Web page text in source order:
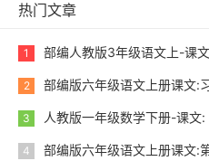
热门文章
1 部编人教版3年级语文上-课文:【06第
2 部编版六年级语文上册课文:习作例文∶⑤·习作∶___即景
3 人教版一年级数学下册-课文:【016 李
4 部编版六年级语文上册课文: